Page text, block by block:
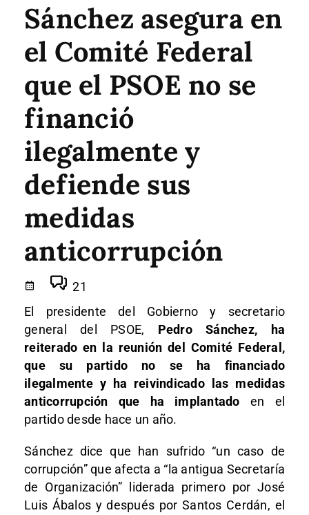
Sánchez asegura en
el Comité Federal
que el PSOE no se
financió
ilegalmente y
defiende sus
medidas
anticorrupción
21
El presidente del Gobierno y secretario
general del PSOE, Pedro Sánchez, ha
reiterado en la reunión del Comité Federal,
que su partido no se ha financiado
ilegalmente y ha reivindicado las medidas
anticorrupción que ha implantado en el
partido desde hace un año.
Sánchez dice que han sufrido “un caso de
corrupción” que afecta a “la antigua Secretaría
de Organización” liderada primero por José
Luis Ábalos y después por Santos Cerdán, el